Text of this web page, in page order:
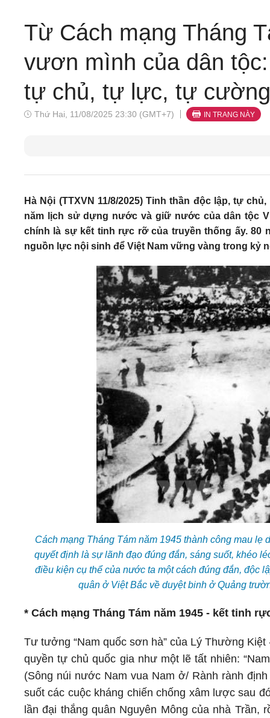
Từ Cách mạng Tháng
vươn mình của dân
tự chủ, tự lực, tự cường
Thứ Hai, 11/08/2025 23:30 (GMT+7) IN TRANG NÀY
Hà Nội (TTXVN 11/8/2025) Tinh thần độc lập, tự
năm lịch sử dựng nước và giữ nước của dân tộc
chính là sự kết tinh rực rỡ của truyền thống ấy.
nguồn lực nội sinh để Việt Nam vững vàng trong kỷ
Cách mạng Tháng Tám năm 1945 thành công mau lẹ
quyết định là sự lãnh đạo đúng đắn, sáng suốt, khéo
điều kiện cụ thể của nước ta một cách đúng đắn, độc
quân ở Việt Bắc về duyệt binh ở Quảng
* Cách mạng Tháng Tám năm 1945 - kết tinh
Tư tưởng “Nam quốc sơn hà” của Lý Thường
quyền tự chủ quốc gia như một lẽ tất nhiên:
(Sông núi nước Nam vua Nam ở/ Rành rành
suốt các cuộc kháng chiến chống xâm lược sau
lần đại thắng quân Nguyên Mông của nhà